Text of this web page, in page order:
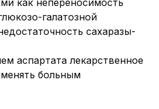
как непереносимость
галатозной
сахаразы-
аспартата лекарственное
больным